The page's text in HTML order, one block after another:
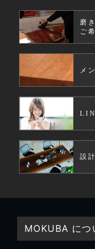
磨
ご
メ
設
MOKUBA につ